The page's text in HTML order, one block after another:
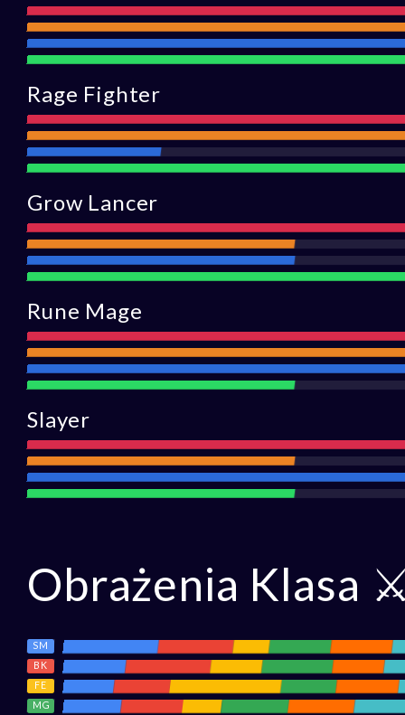
Atak
Zasięg
Obrona
Wsparcie
Rage Fighter
Atak
Zasięg
Obrona
Wsparcie
Grow Lancer
Atak
Zasięg
Obrona
Wsparcie
Rune Mage
Atak
Zasięg
Obrona
Wsparcie
Slayer
Atak
Zasięg
Obrona
Wsparcie
Obrażenia Klasa
SM
BK
FE
MG